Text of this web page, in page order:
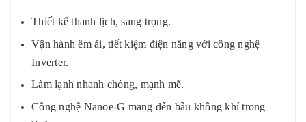
Thiết kế thanh lịch, sang trọng.
Vận hành êm ái, tiết kiệm điện năng với công nghệ
Inverter.
Làm lạnh nhanh chóng, mạnh mẽ.
Công nghệ Nanoe-G mang đến bầu không khí trong